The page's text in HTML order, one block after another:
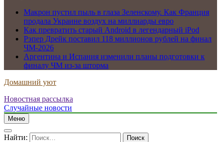
Макрон пустил пыль в глаза Зеленскому. Как Франция
продала Украине воздух на миллиарды евро
Как превратить старый Android в легендарный iPod
Рэпер Дрейк поставил 118 миллионов рублей на финал
ЧМ-2026
Аргентина и Испания изменили планы подготовки к
финалу ЧМ из-за шторма
Домашний уют
Новостная рассылка
Случайные новости
Меню
Найти: